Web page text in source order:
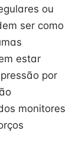
ou
ser como
estar
por
monitores